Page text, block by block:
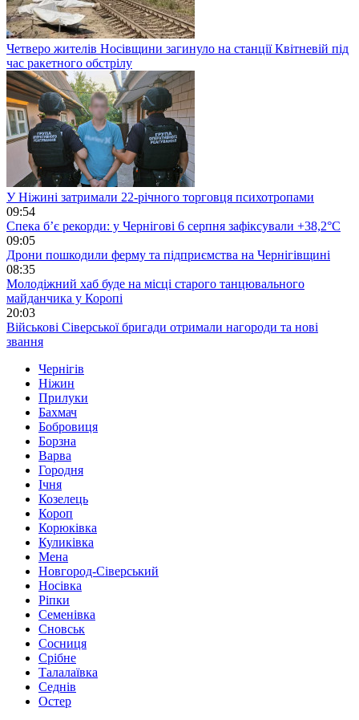
Четверо жителів Носівщини загинуло на станції Квітневій під
час ракетного обстрілу
У Ніжині затримали 22-річного торговця психотропами
09:54
Спека б’є рекорди: у Чернігові 6 серпня зафіксували +38,2°С
09:05
Дрони пошкодили ферму та підприємства на Чернігівщині
08:35
Молодіжний хаб буде на місці старого танцювального
майданчика у Коропі
20:03
Військові Сіверської бригади отримали нагороди та нові
звання
Чернігів
Ніжин
Прилуки
Бахмач
Бобровиця
Борзна
Варва
Городня
Ічня
Козелець
Короп
Корюківка
Куликівка
Мена
Новгород-Сіверський
Носівка
Ріпки
Семенівка
Сновськ
Сосниця
Срібне
Талалаївка
Седнів
Остер